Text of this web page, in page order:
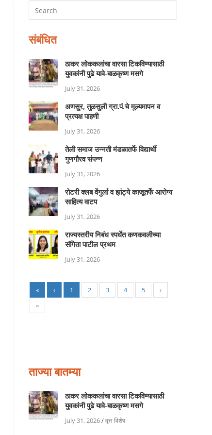
संबंधित
ठाकर लोककलांचा वारसा टिकविण्यासाठी
युवकांनी पुढे यावे-बाळकृष्ण मसगे
July 31, 2026
अणसुर, तुळसुली ग्रा.पं.चे मूल्यमापन व
प्रत्यक्ष पाहणी
July 31, 2026
तेली समाज उन्नती मंडळातर्फे विद्यार्थी
गुणगौरव संपन्न
July 31, 2026
रोटरी क्लब वेंगुर्ला व झांट्ये काजूतर्फे आरोग्य
साहित्य वाटप
July 31, 2026
राज्यस्तरीय निबंध स्पर्धेत कणकवलीच्या
संगिता पाटील प्रथम
July 31, 2026
« ‹ 1 2 3 4 5
›
»
ताज्या बातम्या
ठाकर लोककलांचा वारसा टिकविण्यासाठी
युवकांनी पुढे यावे-बाळकृष्ण मसगे
July 31, 2026/वृत्त विशेष